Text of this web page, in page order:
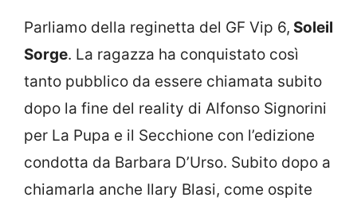
Parliamo della reginetta del GF Vip 6, Soleil
Sorge. La ragazza ha conquistato così
tanto pubblico da essere chiamata subito
dopo la fine del reality di Alfonso Signorini
per La Pupa e il Secchione con l’edizione
condotta da Barbara D’Urso. Subito dopo a
chiamarla anche Ilary Blasi, come ospite